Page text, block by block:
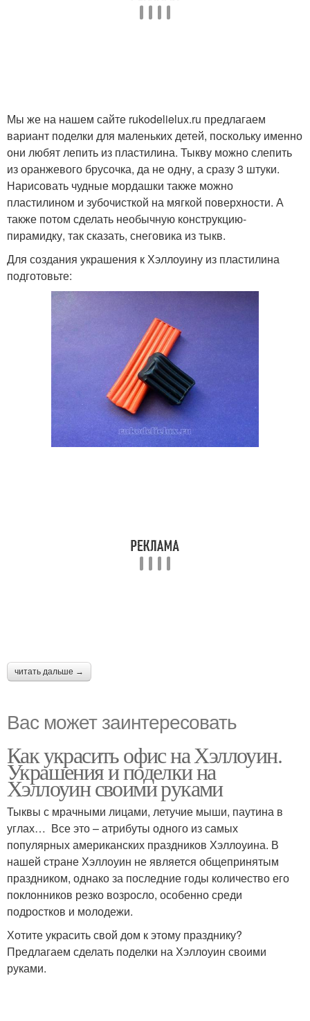
Мы же на нашем сайте rukodelielux.ru предлагаем
вариант поделки для маленьких детей, поскольку именно
они любят лепить из пластилина. Тыкву можно слепить
из оранжевого брусочка, да не одну, а сразу 3 штуки.
Нарисовать чудные мордашки также можно
пластилином и зубочисткой на мягкой поверхности. А
также потом сделать необычную конструкцию-
пирамидку, так сказать, снеговика из тыкв.
Для создания украшения к Хэллоуину из пластилина
подготовьте:
читать дальше →
Вас может заинтересовать
Как украсить офис на Хэллоуин.
Украшения и поделки на
Хэллоуин своими руками
Тыквы с мрачными лицами, летучие мыши, паутина в
углах… Все это – атрибуты одного из самых
популярных американских праздников Хэллоуина. В
нашей стране Хэллоуин не является общепринятым
праздником, однако за последние годы количество его
поклонников резко возросло, особенно среди
подростков и молодежи.
Хотите украсить свой дом к этому празднику?
Предлагаем сделать поделки на Хэллоуин своими
руками.